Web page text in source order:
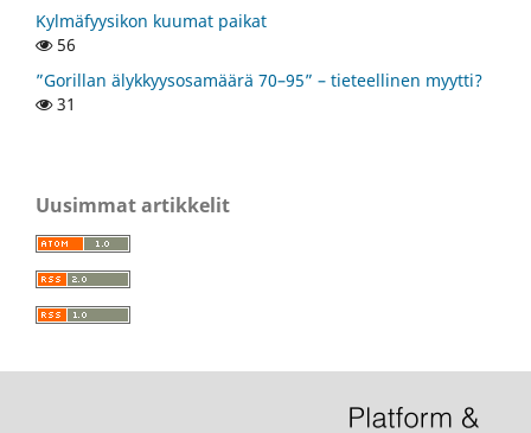
Kylmäfyysikon kuumat paikat
56
”Gorillan älykkyysosamäärä 70–95” – tieteellinen myytti?
31
Uusimmat artikkelit